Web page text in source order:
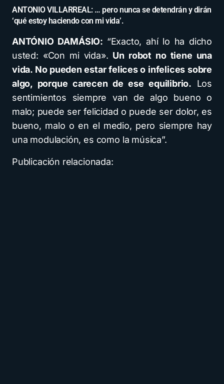
ANTONIO VILLARREAL: … pero nunca se detendrán y dirán
‘qué estoy haciendo con mi vida’.
ANTÓNIO DAMÁSIO: “Exacto, ahí lo ha dicho
usted: «Con mi vida». Un robot no tiene una
vida. No pueden estar felices o infelices sobre
algo, porque carecen de ese equilibrio. Los
sentimientos siempre van de algo bueno o
malo; puede ser felicidad o puede ser dolor, es
bueno, malo o en el medio, pero siempre hay
una modulación, es como la música”.
Publicación relacionada: